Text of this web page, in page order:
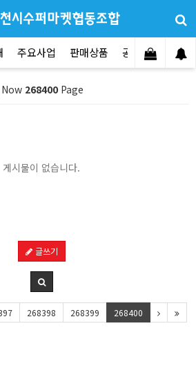
주요사업 판매상품 공지사항 문
268400 Page
게시물이 없습니다.
글쓰기
268398 268399 268400